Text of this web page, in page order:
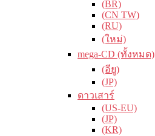
(BR)
(CN TW)
(RU)
(ใหม่)
mega-CD (ทั้งหมด)
(อียู)
(JP)
ดาวเสาร์
(US-EU)
(JP)
(KR)